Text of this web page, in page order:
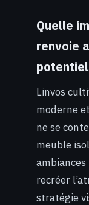
Quelle
renvoie
Linvos
moderne
ne se
meuble
recréer
stratégie